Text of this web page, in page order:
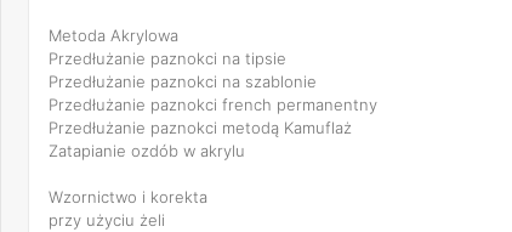
Metoda Akrylowa
Przedłużanie paznokci na tipsie
Przedłużanie paznokci na szablonie
Przedłużanie paznokci french permanentny
Przedłużanie paznokci metodą Kamuflaż
Zatapianie ozdób w akrylu
Wzornictwo i korekta
przy użyciu żeli